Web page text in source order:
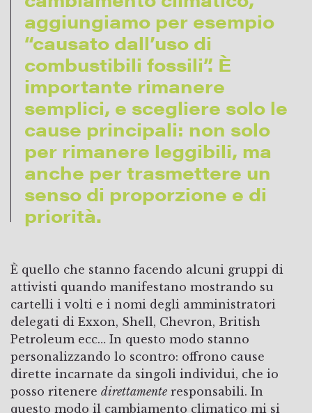
aggiungiamo per esempio
“causato dall’uso di
combustibili fossili”. È
importante rimanere
semplici, e scegliere solo le
cause principali: non solo
per rimanere leggibili, ma
anche per trasmettere un
senso di proporzione e di
priorità.
È quello che stanno facendo alcuni gruppi di
attivisti quando manifestano mostrando su
cartelli i volti e i nomi degli amministratori
delegati di Exxon, Shell, Chevron, British
Petroleum ecc… In questo modo stanno
personalizzando lo scontro: offrono cause
dirette incarnate da singoli individui, che io
posso ritenere direttamente responsabili. In
questo modo il cambiamento climatico mi si